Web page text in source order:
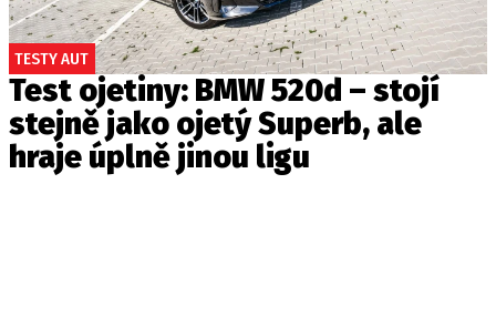
TESTY AUT
Test ojetiny: BMW 520d – stojí
stejně jako ojetý Superb, ale
hraje úplně jinou ligu